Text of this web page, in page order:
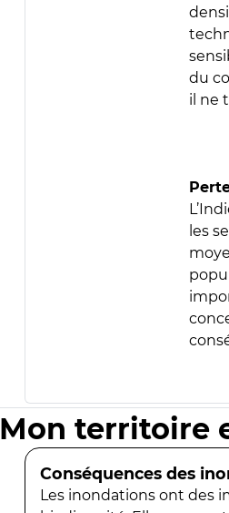
du
il ne
les
Mon territoire
Conséquences des
Les inondations ont des